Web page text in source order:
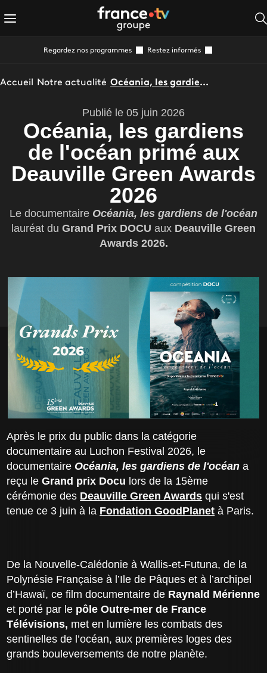
Regardez nos programmes Restez informés
Accueil Notre actualité Océania, les gardiens de l'océan primé aux Deauville Green Awards 2026
Publié le 05 juin 2026
Océania, les gardiens
de l'océan primé aux
Deauville Green Awards
2026
Le documentaire Océania, les gardiens de l'océan
lauréat du Grand Prix DOCU aux Deauville Green
Awards 2026.
Après le prix du public dans la catégorie
documentaire au Luchon Festival 2026, le
documentaire Océania, les gardiens de l'océan a
reçu le Grand prix Docu lors de la 15ème
cérémonie des Deauville Green Awards qui s'est
tenue ce 3 juin à la Fondation GoodPlanet à Paris.
De la Nouvelle-Calédonie à Wallis-et-Futuna, de la
Polynésie Française à l’Ile de Pâques et à l’archipel
d’Hawaï, ce film documentaire de Raynald Mérienne
et porté par le pôle Outre-mer de France
Télévisions, met en lumière les combats des
sentinelles de l’océan, aux premières loges des
grands bouleversements de notre planète.